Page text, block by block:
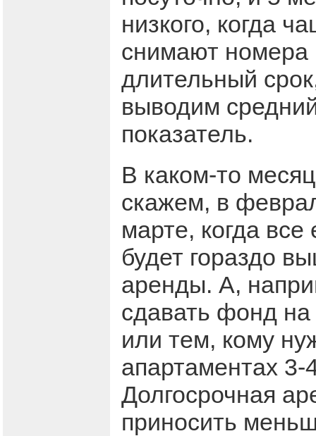
низкого, когда
снимают номера
длительный
выводим
показатель.
В каком-то
скажем, в
марте, когда
будет гораздо
аренды. А,
сдавать фонд на
или тем, кому
апартаментах
Долгосрочная
приносить